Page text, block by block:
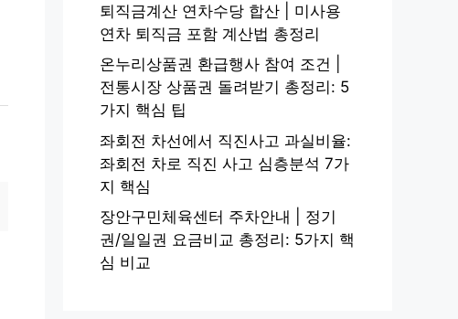
퇴직금계산 연차수당 합산 | 미사용
연차 퇴직금 포함 계산법 총정리
온누리상품권 환급행사 참여 조건 |
전통시장 상품권 돌려받기 총정리: 5
가지 핵심 팁
좌회전 차선에서 직진사고 과실비율:
좌회전 차로 직진 사고 심층분석 7가
지 핵심
장안구민체육센터 주차안내 | 정기
권/일일권 요금비교 총정리: 5가지 핵
심 비교